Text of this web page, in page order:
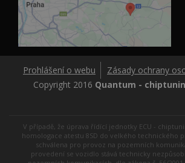
Prohlášení o webu
Zásady ochrany
Copyright 2016 Quantum -
V případě, že úprava řídící jednotky ECU -
homologace atestu 8SD do velkého technického
schválena pro provoz na pozemních
provedení se vozidlo stává technicky